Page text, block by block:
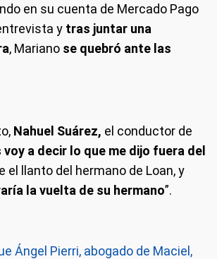
en su cuenta de Mercado Pago
y tras juntar una
, Mariano se quebró ante las
Nahuel Suárez, el conductor de
voy a decir lo que me dijo fuera del
el llanto del hermano de Loan, y
la vuelta de su hermano”.
Ángel Pierri, abogado de Maciel,